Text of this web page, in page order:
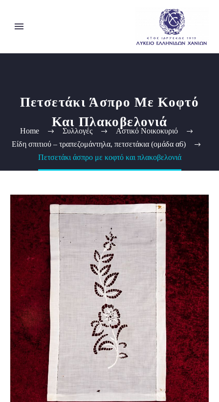
Πετσετάκι Άσπρο Με Κοφτό
Και Πλακοβελονιά
Home Συλλογές
Αστικό Νοικοκυριό
Είδη σπιτιού – τραπεζομάντηλα, πετσετάκια (ομάδα α6)
Πετσετάκι άσπρο με κοφτό και πλακοβελονιά